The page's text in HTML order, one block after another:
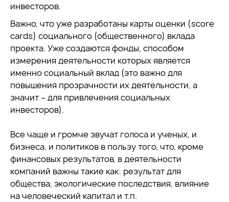
инвесторов.
Важно, что уже разработаны карты оценки (score
cards) социального (общественного) вклада
проекта. Уже создаются фонды, способом
измерения деятельности которых является
именно социальный вклад (это важно для
повышения прозрачности их деятельности, а
значит – для привлечения социальных
инвесторов).
Все чаще и громче звучат голоса и ученых, и
бизнеса, и политиков в пользу того, что, кроме
финансовых результатов, в деятельности
компаний важны такие как: результат для
общества, экологические последствия, влияние
на человеческий капитал и т.п.